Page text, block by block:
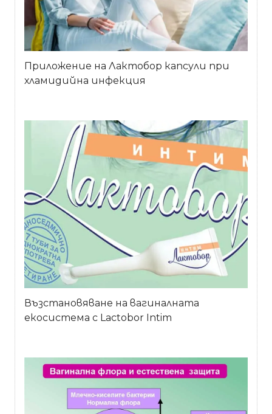
Приложение на Лактобор капсули при
хламидийна инфекция
Възстановяване на вагиналната
екосистема с Lactobor Intim